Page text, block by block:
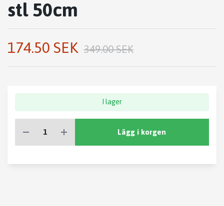
stl 50cm
174.50 SEK 349.00 SEK
I lager
Lägg i korgen